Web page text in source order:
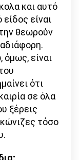
και αυτό
είναι
θεωρούν
είναι
ότι
σε όλα
ξέρεις
τόσο